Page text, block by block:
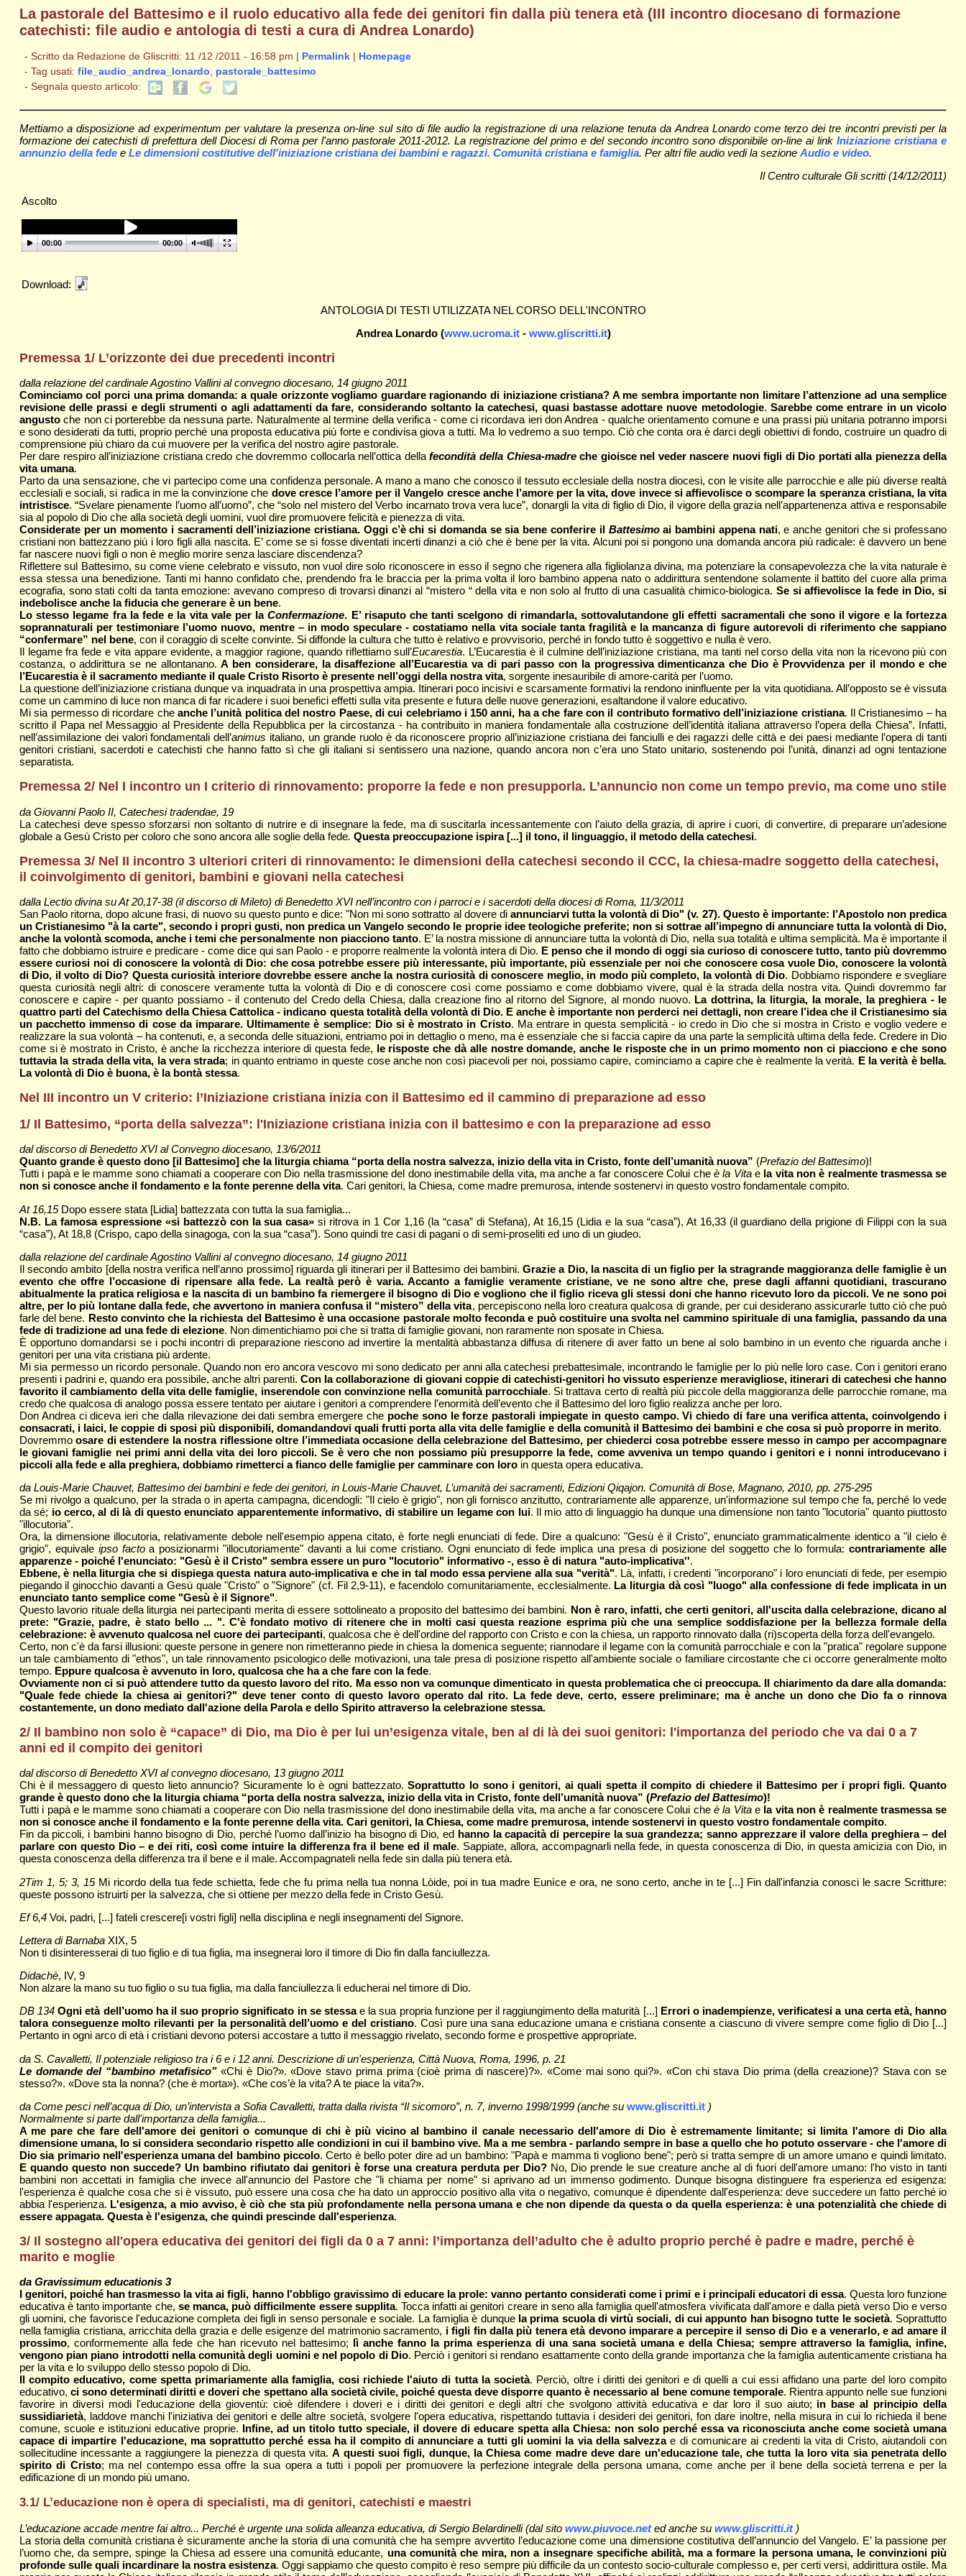
La pastorale del Battesimo e il ruolo educativo alla fede dei genitori fin dalla più tenera età (III incontro diocesano di formazione
catechisti: file audio e antologia di testi a cura di Andrea Lonardo)
- Scritto da Redazione de Gliscritti: 11 /12 /2011 - 16:58 pm | Permalink| Homepage
- Tag usati: file_audio_andrea_lonardo
pastorale_battesimo
- Segnala questo articolo:
Mettiamo a disposizione ad experimentum per valutare la presenza on-line sul sito di file audio la registrazione di una relazione tenuta da Andrea Lonardo come terzo dei tre incontri previsti per la
formazione dei catechisti di prefettura dell Diocesi di Roma per l'anno pastorale 2011-2012. La registrazione del primo e del secondo incontro sono disponibile on-line ai linkIniziazione cristiana e
annunzio della fedee Le dimensioni costitutive dell'iniziazione cristiana dei bambini e ragazzi. Comunità cristiana e famiglia. Per altri file audio vedi la sezione Audio e video.
Il Centro culturale Gli scritti (14/12/2011)
Ascolto
00:00 00:00
Download:
ANTOLOGIA DI TESTI UTILIZZATA NEL CORSO DELL'INCONTRO
Andrea Lonardo (www.ucroma.it- www.gliscritti.it)
Premessa 1/ L’orizzonte dei due precedenti incontri
dalla relazione del cardinale Agostino Vallini al convegno diocesano, 14 giugno 2011
Cominciamo col porci una prima domanda: a quale orizzonte vogliamo guardare ragionando di iniziazione cristiana? A me sembra importante non limitare l’attenzione ad una semplice
revisione delle prassi e degli strumenti o agli adattamenti da fare, considerando soltanto la catechesi, quasi bastasse adottare nuove metodologie. Sarebbe come entrare in un vicolo
angustoche non ci porterebbe da nessuna parte. Naturalmente al termine della verifica - come ci ricordava ieri don Andrea - qualche orientamento comune e una prassi più unitaria potranno imporsi
e sono desiderati da tutti, proprio perché una proposta educativa più forte e condivisa giova a tutti. Ma lo vedremo a suo tempo. Ciò che conta ora è darci degli obiettivi di fondo, costruire un quadro di
comprensione più chiaro da cui muovere per la verifica del nostro agire pastorale.
Per dare respiro all’iniziazione cristiana credo che dovremmo collocarla nell’ottica dellafecondità della Chiesa-madreche gioisce nel veder nascere nuovi figli di Dio portati alla pienezza della
vita umana.
Parto da una sensazione, che vi partecipo come una confidenza personale. A mano a mano che conosco il tessuto ecclesiale della nostra diocesi, con le visite alle parrocchie e alle più diverse realtà
ecclesiali e sociali, si radica in me la convinzione che dove cresce l’amore per il Vangelo cresce anche l’amore per la vita, dove invece si affievolisce o scompare la speranza cristiana, la vita
intristisce. “Svelare pienamente l’uomo all’uomo”, che “solo nel mistero del Verbo incarnato trova vera luce”, donargli la vita di figlio di Dio, il vigore della grazia nell’appartenenza attiva e responsabile
sia al popolo di Dio che alla società degli uomini, vuol dire promuovere felicità e pienezza di vita.
Considerate per un momento i sacramenti dell’iniziazione cristiana. Oggi c’è chi si domanda se sia bene conferire il Battesimoai bambini appena nati, e anche genitori che si professano
cristiani non battezzano più i loro figli alla nascita. E’ come se si fosse diventati incerti dinanzi a ciò che è bene per la vita. Alcuni poi si pongono una domanda ancora più radicale: è davvero un bene
far nascere nuovi figli o non è meglio morire senza lasciare discendenza?
Riflettere sul Battesimo, su come viene celebrato e vissuto, non vuol dire solo riconoscere in esso il segno che rigenera alla figliolanza divina, ma potenziare la consapevolezza che la vita naturale è
essa stessa una benedizione. Tanti mi hanno confidato che, prendendo fra le braccia per la prima volta il loro bambino appena nato o addirittura sentendone solamente il battito del cuore alla prima
ecografia, sono stati colti da tanta emozione: avevano compreso di trovarsi dinanzi al “mistero “ della vita e non solo al frutto di una casualità chimico-biologica. Se si affievolisce la fede in Dio, si
indebolisce anche la fiducia che generare è un bene.
Lo stesso legame fra la fede e la vita vale per laConfermazione. E’ risaputo che tanti scelgono di rimandarla, sottovalutandone gli effetti sacramentali che sono il vigore e la fortezza
soprannaturali per testimoniare l’uomo nuovo, mentre – in modo speculare - costatiamo nella vita sociale tanta fragilità e la mancanza di figure autorevoli di riferimento che sappiano
“confermare” nel bene, con il coraggio di scelte convinte. Si diffonde la cultura che tutto è relativo e provvisorio, perché in fondo tutto è soggettivo e nulla è vero.
Il legame fra fede e vita appare evidente, a maggior ragione, quando riflettiamo sull’Eucarestia. L’Eucarestia è il culmine dell’iniziazione cristiana, ma tanti nel corso della vita non la ricevono più con
costanza, o addirittura se ne allontanano.A ben considerare, la disaffezione all’Eucarestia va di pari passo con la progressiva dimenticanza che Dio è Provvidenza per il mondo e che
l’Eucarestia è il sacramento mediante il quale Cristo Risorto è presente nell’oggi della nostra vita, sorgente inesauribile di amore-carità per l’uomo.
La questione dell’iniziazione cristiana dunque va inquadrata in una prospettiva ampia. Itinerari poco incisivi e scarsamente formativi la rendono ininfluente per la vita quotidiana. All’opposto se è vissuta
come un cammino di luce non manca di far ricadere i suoi benefici effetti sulla vita presente e futura delle nuove generazioni, esaltandone il valore educativo.
Mi sia permesso di ricordare che anche l’unità politica del nostro Paese, di cui celebriamo i 150 anni, ha a che fare con il contributo formativo dell’iniziazione cristiana. Il Cristianesimo – ha
scritto il Papa nel Messaggio al Presidente della Repubblica per la circostanza - ha contribuito in maniera fondamentale alla costruzione dell’identità italiana attraverso l’opera della Chiesa”. Infatti,
nell’assimilazione dei valori fondamentali dell’animus italiano, un grande ruolo è da riconoscere proprio all’iniziazione cristiana dei fanciulli e dei ragazzi delle città e dei paesi mediante l’opera di tanti
genitori cristiani, sacerdoti e catechisti che hanno fatto sì che gli italiani si sentissero una nazione, quando ancora non c’era uno Stato unitario, sostenendo poi l’unità, dinanzi ad ogni tentazione
separatista.
Premessa 2/ Nel I incontro un I criterio di rinnovamento: proporre la fede e non presupporla. L’annuncio non come un tempo previo, ma come uno stile
da Giovanni Paolo II, Catechesi tradendae, 19
La catechesi deve spesso sforzarsi non soltanto di nutrire e di insegnare la fede, ma di suscitarla incessantemente con l’aiuto della grazia, di aprire i cuori, di convertire, di preparare un’adesione
globale a Gesù Cristo per coloro che sono ancora alle soglie della fede. Questa preoccupazione ispira [...] il tono, il linguaggio, il metodo della catechesi.
Premessa 3/ Nel II incontro 3 ulteriori criteri di rinnovamento: le dimensioni della catechesi secondo il CCC, la chiesa-madre soggetto della catechesi,
il coinvolgimento di genitori, bambini e giovani nella catechesi
dalla Lectio divina su At 20,17-38 (il discorso di Mileto) di Benedetto XVI nell’incontro con i parroci e i sacerdoti della diocesi di Roma, 11/3/2011
San Paolo ritorna, dopo alcune frasi, di nuovo su questo punto e dice: "Non mi sono sottratto al dovere di annunciarvi tutta la volontà di Dio" (v. 27). Questo è importante: l’Apostolo non predica
un Cristianesimo "à la carte", secondo i propri gusti, non predica un Vangelo secondo le proprie idee teologiche preferite; non si sottrae all’impegno di annunciare tutta la volontà di Dio,
anche la volontà scomoda, anche i temi che personalmente non piacciono tanto. E’ la nostra missione di annunciare tutta la volontà di Dio, nella sua totalità e ultima semplicità. Ma è importante il
fatto che dobbiamo istruire e predicare - come dice qui san Paolo - e proporre realmente la volontà intera di Dio. E penso che il mondo di oggi sia curioso di conoscere tutto, tanto più dovremmo
essere curiosi noi di conoscere la volontà di Dio: che cosa potrebbe essere più interessante, più importante, più essenziale per noi che conoscere cosa vuole Dio, conoscere la volontà
di Dio, il volto di Dio? Questa curiosità interiore dovrebbe essere anche la nostra curiosità di conoscere meglio, in modo più completo, la volontà di Dio. Dobbiamo rispondere e svegliare
questa curiosità negli altri: di conoscere veramente tutta la volontà di Dio e di conoscere così come possiamo e come dobbiamo vivere, qual è la strada della nostra vita. Quindi dovremmo far
conoscere e capire - per quanto possiamo - il contenuto del Credo della Chiesa, dalla creazione fino al ritorno del Signore, al mondo nuovo. La dottrina, la liturgia, la morale, la preghiera - le
quattro parti del Catechismo della Chiesa Cattolica - indicano questa totalità della volontà di Dio. E anche è importante non perderci nei dettagli, non creare l’idea che il Cristianesimo sia
un pacchetto immenso di cose da imparare. Ultimamente è semplice: Dio si è mostrato in Cristo. Ma entrare in questa semplicità - io credo in Dio che si mostra in Cristo e voglio vedere e
realizzare la sua volontà – ha contenuti, e, a seconda delle situazioni, entriamo poi in dettaglio o meno, ma è essenziale che si faccia capire da una parte la semplicità ultima della fede. Credere in Dio
come si è mostrato in Cristo, è anche la ricchezza interiore di questa fede, le risposte che dà alle nostre domande, anche le risposte che in un primo momento non ci piacciono e che sono
tuttavia la strada della vita, la vera strada; in quanto entriamo in queste cose anche non così piacevoli per noi, possiamo capire, cominciamo a capire che è realmente la verità. E la verità è bella.
La volontà di Dio è buona, è la bontà stessa.
Nel III incontro un V criterio: l’Iniziazione cristiana inizia con il Battesimo ed il cammino di preparazione ad esso
1/ Il Battesimo, “porta della salvezza”: l'Iniziazione cristiana inizia con il battesimo e con la preparazione ad esso
dal discorso di Benedetto XVI al Convegno diocesano, 13/6/2011
Quanto grande è questo dono [il Battesimo] che la liturgia chiama “porta della nostra salvezza, inizio della vita in Cristo, fonte dell’umanità nuova” (Prefazio del Battesimo)!
Tutti i papà e le mamme sono chiamati a cooperare con Dio nella trasmissione del dono inestimabile della vita, ma anche a far conoscere Colui che è la Vita e la vita non è realmente trasmessa se
non si conosce anche il fondamento e la fonte perenne della vita. Cari genitori, la Chiesa, come madre premurosa, intende sostenervi in questo vostro fondamentale compito.
At 16,15 Dopo essere stata [Lidia] battezzata con tutta la sua famiglia...
N.B. La famosa espressione «si battezzò con la sua casa» si ritrova in 1 Cor 1,16 (la “casa” di Stefana), At 16,15 (Lidia e la sua “casa”), At 16,33 (il guardiano della prigione di Filippi con la sua
“casa”), At 18,8 (Crispo, capo della sinagoga, con la sua “casa”). Sono quindi tre casi di pagani o di semi-proseliti ed uno di un giudeo.
dalla relazione del cardinale Agostino Vallini al convegno diocesano, 14 giugno 2011
Il secondo ambito [della nostra verifica nell’anno prossimo] riguarda gli itinerari per il Battesimo dei bambini.Grazie a Dio, la nascita di un figlio per la stragrande maggioranza delle famiglie è un
evento che offre l’occasione di ripensare alla fede. La realtà però è varia. Accanto a famiglie veramente cristiane, ve ne sono altre che, prese dagli affanni quotidiani, trascurano
abitualmente la pratica religiosa e la nascita di un bambino fa riemergere il bisogno di Dio e vogliono che il figlio riceva gli stessi doni che hanno ricevuto loro da piccoli. Ve ne sono poi
altre, per lo più lontane dalla fede, che avvertono in maniera confusa il “mistero” della vita, percepiscono nella loro creatura qualcosa di grande, per cui desiderano assicurarle tutto ciò che può
farle del bene. Resto convinto che la richiesta del Battesimo è una occasione pastorale molto feconda e può costituire una svolta nel cammino spirituale di una famiglia, passando da una
fede di tradizione ad una fede di elezione. Non dimentichiamo poi che si tratta di famiglie giovani, non raramente non sposate in Chiesa.
È opportuno domandarsi se i pochi incontri di preparazione riescono ad invertire la mentalità abbastanza diffusa di ritenere di aver fatto un bene al solo bambino in un evento che riguarda anche i
genitori per una vita cristiana più ardente.
Mi sia permesso un ricordo personale. Quando non ero ancora vescovo mi sono dedicato per anni alla catechesi prebattesimale, incontrando le famiglie per lo più nelle loro case. Con i genitori erano
presenti i padrini e, quando era possibile, anche altri parenti.Con la collaborazione di giovani coppie di catechisti-genitori ho vissuto esperienze meravigliose, itinerari di catechesi che hanno
favorito il cambiamento della vita delle famiglie, inserendole con convinzione nella comunità parrocchiale. Si trattava certo di realtà più piccole della maggioranza delle parrocchie romane, ma
credo che qualcosa di analogo possa essere tentato per aiutare i genitori a comprendere l’enormità dell’evento che il Battesimo del loro figlio realizza anche per loro.
Don Andrea ci diceva ieri che dalla rilevazione dei dati sembra emergere che poche sono le forze pastorali impiegate in questo campo. Vi chiedo di fare una verifica attenta, coinvolgendo i
consacrati, i laici, le coppie di sposi più disponibili, domandandovi quali frutti porta alla vita delle famiglie e della comunità il Battesimo dei bambini e che cosa si può proporre in merito.
Dovremmoosare di estendere la nostra riflessione oltre l’immediata occasione della celebrazione del Battesimo, per chiederci cosa potrebbe essere messo in campo per accompagnare
le giovani famiglie nei primi anni della vita dei loro piccoli. Se è vero che non possiamo più presupporre la fede, come avveniva un tempo quando i genitori e i nonni introducevano i
piccoli alla fede e alla preghiera, dobbiamo rimetterci a fianco delle famiglie per camminare con loroin questa opera educativa.
da Louis-Marie Chauvet, Battesimo dei bambini e fede dei genitori, in Louis-Marie Chauvet, L’umanità dei sacramenti, Edizioni Qiqajon. Comunità di Bose, Magnano, 2010, pp. 275-295
Se mi rivolgo a qualcuno, per la strada o in aperta campagna, dicendogli: "Il cielo è grigio", non gli fornisco anzitutto, contrariamente alle apparenze, un'informazione sul tempo che fa, perché lo vede
da sé; io cerco, al di là di questo enunciato apparentemente informativo, di stabilire un legame con lui. Il mio atto di linguaggio ha dunque una dimensione non tanto "locutoria" quanto piuttosto
"illocutoria".
Ora, la dimensione illocutoria, relativamente debole nell'esempio appena citato, è forte negli enunciati di fede. Dire a qualcuno: "Gesù è il Cristo", enunciato grammaticalmente identico a "il cielo è
grigio", equivale ipso factoa posizionarmi "illocutoriamente" davanti a lui come cristiano. Ogni enunciato di fede implica una presa di posizione del soggetto che lo formula:contrariamente alle
apparenze - poiché l'enunciato: "Gesù è il Cristo" sembra essere un puro "locutorio" informativo -, esso è di natura "auto-implicativa''.
Ebbene, è nella liturgia che si dispiega questa natura auto-implicativa e che in tal modo essa perviene alla sua "verità". Là, infatti, i credenti "incorporano" i loro enunciati di fede, per esempio
piegando il ginocchio davanti a Gesù quale "Cristo" o "Signore" (cf. Fil 2,9-11), e facendolo comunitariamente, ecclesialmente. La liturgia dà così "luogo" alla confessione di fede implicata in un
enunciato tanto semplice come "Gesù è il Signore".
Questo lavorio rituale della liturgia nei partecipanti merita di essere sottolineato a proposito del battesimo dei bambini. Non è raro, infatti, che certi genitori, all'uscita dalla celebrazione, dicano al
prete: "Grazie, padre, è stato bello ... ". C'è fondato motivo di ritenere che in molti casi questa reazione esprima più che una semplice soddisfazione per la bellezza formale della
celebrazione: è avvenuto qualcosa nel cuore dei partecipanti, qualcosa che è dell'ordine del rapporto con Cristo e con la chiesa, un rapporto rinnovato dalla (ri)scoperta della forza dell'evangelo.
Certo, non c'è da farsi illusioni: queste persone in genere non rimetteranno piede in chiesa la domenica seguente; riannodare il legame con la comunità parrocchiale e con la "pratica" regolare suppone
un tale cambiamento di "ethos", un tale rinnovamento psicologico delle motivazioni, una tale presa di posizione rispetto all'ambiente sociale o familiare circostante che ci occorre generalmente molto
tempo. Eppure qualcosa è avvenuto in loro, qualcosa che ha a che fare con la fede.
Ovviamente non ci si può attendere tutto da questo lavoro del rito. Ma esso non va comunque dimenticato in questa problematica che ci preoccupa. Il chiarimento da dare alla domanda:
"Quale fede chiede la chiesa ai genitori?" deve tener conto di questo lavoro operato dal rito. La fede deve, certo, essere preliminare; ma è anche un dono che Dio fa o rinnova
costantemente, un dono mediato dall'azione della Parola e dello Spirito attraverso la celebrazione stessa.
2/ Il bambino non solo è “capace” di Dio, ma Dio è per lui un’esigenza vitale, ben al di là dei suoi genitori: l'importanza del periodo che va dai 0 a 7
anni ed il compito dei genitori
dal discorso di Benedetto XVI al convegno diocesano, 13 giugno 2011
Chi è il messaggero di questo lieto annuncio? Sicuramente lo è ogni battezzato.Soprattutto lo sono i genitori, ai quali spetta il compito di chiedere il Battesimo per i propri figli. Quanto
grande è questo dono che la liturgia chiama “porta della nostra salvezza, inizio della vita in Cristo, fonte dell’umanità nuova” (Prefazio del Battesimo)!
Tutti i papà e le mamme sono chiamati a cooperare con Dio nella trasmissione del dono inestimabile della vita, ma anche a far conoscere Colui che è la Vita e la vita non è realmente trasmessa se
non si conosce anche il fondamento e la fonte perenne della vita. Cari genitori, la Chiesa, come madre premurosa, intende sostenervi in questo vostro fondamentale compito.
Fin da piccoli, i bambini hanno bisogno di Dio, perché l’uomo dall’inizio ha bisogno di Dio, ed hanno la capacità di percepire la sua grandezza; sanno apprezzare il valore della preghiera – del
parlare con questo Dio – e dei riti, così come intuire la differenza fra il bene ed il male. Sappiate, allora, accompagnarli nella fede, in questa conoscenza di Dio, in questa amicizia con Dio, in
questa conoscenza della differenza tra il bene e il male. Accompagnateli nella fede sin dalla più tenera età.
2Tim 1, 5; 3, 15 Mi ricordo della tua fede schietta, fede che fu prima nella tua nonna Lòide, poi in tua madre Eunìce e ora, ne sono certo, anche in te [...] Fin dall'infanzia conosci le sacre Scritture:
queste possono istruirti per la salvezza, che si ottiene per mezzo della fede in Cristo Gesù.
Ef 6,4 Voi, padri, [...] fateli crescere[i vostri figli] nella disciplina e negli insegnamenti del Signore.
Lettera di BarnabaXIX, 5
Non ti disinteresserai di tuo figlio e di tua figlia, ma insegnerai loro il timore di Dio fin dalla fanciullezza.
Didachè, IV, 9
Non alzare la mano su tuo figlio o su tua figlia, ma dalla fanciullezza li educherai nel timore di Dio.
DB 134Ogni età dell’uomo ha il suo proprio significato in se stessae la sua propria funzione per il raggiungimento della maturità [...] Errori o inadempienze, verificatesi a una certa età, hanno
talora conseguenze molto rilevanti per la personalità dell’uomo e del cristiano. Così pure una sana educazione umana e cristiana consente a ciascuno di vivere sempre come figlio di Dio [...]
Pertanto in ogni arco di età i cristiani devono potersi accostare a tutto il messaggio rivelato, secondo forme e prospettive appropriate.
da S. Cavalletti, Il potenziale religioso tra i 6 e i 12 anni. Descrizione di un'esperienza, Città Nuova, Roma, 1996, p. 21
Le domande del “bambino metafisico”«Chi è Dio?». «Dove stavo prima prima (cioè prima di nascere)?». «Come mai sono qui?». «Con chi stava Dio prima (della creazione)? Stava con se
stesso?». «Dove sta la nonna? (che è morta»). «Che cos’è la vita? A te piace la vita?».
da Come pesci nell’acqua di Dio, un’intervista a Sofia Cavalletti, tratta dalla rivista “Il sicomoro”, n. 7, inverno 1998/1999 (anche su www.gliscritti.it)
Normalmente si parte dall'importanza della famiglia...
A me pare che fare dell'amore dei genitori o comunque di chi è più vicino al bambino il canale necessario dell'amore di Dio è estremamente limitante; si limita l'amore di Dio alla
dimensione umana, lo si considera secondario rispetto alle condizioni in cui il bambino vive. Ma a me sembra - parlando sempre in base a quello che ho potuto osservare - che l'amore di
Dio sia primario nell'esperienza umana del bambino piccolo. Certo è bello poter dire ad un bambino: "Papà e mamma ti vogliono bene"; però si tratta sempre di un amore umano e quindi limitato.
E quando questo non succede? Un bambino rifiutato dai genitori è forse una creatura perduta per Dio? No, Dio prende le sue creature anche al di fuori dell'amore umano: l'ho visto in tanti
bambini non accettati in famiglia che invece all'annuncio del Pastore che "li chiama per nome" si aprivano ad un immenso godimento. Dunque bisogna distinguere fra esperienza ed esigenza:
l'esperienza è qualche cosa che si è vissuto, può essere una cosa che ha dato un approccio positivo alla vita o negativo, comunque è dipendente dall'esperienza: deve succedere un fatto perché io
abbia l'esperienza. L'esigenza, a mio avviso, è ciò che sta più profondamente nella persona umana e che non dipende da questa o da quella esperienza: è una potenzialità che chiede di
essere appagata. Questa è l'esigenza, che quindi prescinde dall'esperienza.
3/ Il sostegno all'opera educativa dei genitori dei figli da 0 a 7 anni: l’importanza dell’adulto che è adulto proprio perché è padre e madre, perché è
marito e moglie
da Gravissimum educationis 3
I genitori, poiché han trasmesso la vita ai figli, hanno l'obbligo gravissimo di educare la prole: vanno pertanto considerati come i primi e i principali educatori di essa. Questa loro funzione
educativa è tanto importante che, se manca, può difficilmente essere supplita. Tocca infatti ai genitori creare in seno alla famiglia quell'atmosfera vivificata dall'amore e dalla pietà verso Dio e verso
gli uomini, che favorisce l'educazione completa dei figli in senso personale e sociale. La famiglia è dunque la prima scuola di virtù sociali, di cui appunto han bisogno tutte le società. Soprattutto
nella famiglia cristiana, arricchita della grazia e delle esigenze del matrimonio sacramento, i figli fin dalla più tenera età devono imparare a percepire il senso di Dio e a venerarlo, e ad amare il
prossimo, conformemente alla fede che han ricevuto nel battesimo; lì anche fanno la prima esperienza di una sana società umana e della Chiesa; sempre attraverso la famiglia, infine,
vengono pian piano introdotti nella comunità degli uomini e nel popolo di Dio. Perciò i genitori si rendano esattamente conto della grande importanza che la famiglia autenticamente cristiana ha
per la vita e lo sviluppo dello stesso popolo di Dio.
Il compito educativo, come spetta primariamente alla famiglia, cosi richiede l'aiuto di tutta la società. Perciò, oltre i diritti dei genitori e di quelli a cui essi affidano una parte del loro compito
educativo, ci sono determinati diritti e doveri che spettano alla società civile, poiché questa deve disporre quanto è necessario al bene comune temporale. Rientra appunto nelle sue funzioni
favorire in diversi modi l'educazione della gioventù: cioè difendere i doveri e i diritti dei genitori e degli altri che svolgono attività educativa e dar loro il suo aiuto; in base al principio della
sussidiarietà, laddove manchi l'iniziativa dei genitori e delle altre società, svolgere l'opera educativa, rispettando tuttavia i desideri dei genitori, fon dare inoltre, nella misura in cui lo richieda il bene
comune, scuole e istituzioni educative proprie. Infine, ad un titolo tutto speciale, il dovere di educare spetta alla Chiesa: non solo perché essa va riconosciuta anche come società umana
capace di impartire l'educazione, ma soprattutto perché essa ha il compito di annunciare a tutti gli uomini la via della salvezzae di comunicare ai credenti la vita di Cristo, aiutandoli con
sollecitudine incessante a raggiungere la pienezza di questa vita.A questi suoi figli, dunque, la Chiesa come madre deve dare un'educazione tale, che tutta la loro vita sia penetrata dello
spirito di Cristo; ma nel contempo essa offre la sua opera a tutti i popoli per promuovere la perfezione integrale della persona umana, come anche per il bene della società terrena e per la
edificazione di un mondo più umano.
3.1/ L’educazione non è opera di specialisti, ma di genitori, catechisti e maestri
L’educazione accade mentre fai altro... Perché è urgente una solida alleanza educativa, di Sergio Belardinelli (dal sito www.piuvoce.neted anche su www.gliscritti.it)
La storia della comunità cristiana è sicuramente anche la storia di una comunità che ha sempre avvertito l’educazione come una dimensione costitutiva dell’annuncio del Vangelo. E’ la passione per
l’uomo che, da sempre, spinge la Chiesa ad essere una comunità educante, una comunità che mira, non a insegnare specifiche abilità, ma a formare la persona umana, le convinzioni più
profonde sulle quali incardinare la nostra esistenza. Oggi sappiamo che questo compito è reso sempre più difficile da un contesto socio-culturale complesso e, per certi versi, addirittura ostile. Ma